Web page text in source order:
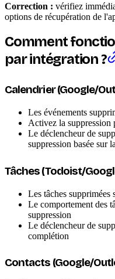
Correction : vérifiez
options de récupération de
Comment
par intégration ?
Calendrier (Google/
Les événements
Activez la suppression
Le déclencheur de
suppression basée sur
Tâches (Todoist/
Les tâches supprimées
Le comportement des
suppression
Le déclencheur de
complétion
Contacts (Google/